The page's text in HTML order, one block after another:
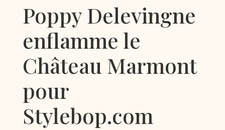
Poppy Delevingne
enflamme le
Château Marmont
pour
Stylebop.com